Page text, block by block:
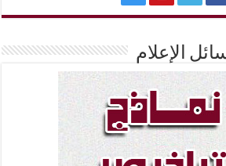
الإعلام